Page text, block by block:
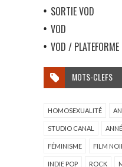
SORTIE VOD
VOD
VOD / PLATEFORME
MOTS-CLEFS
HOMOSEXUALITÉ
STUDIO CANAL
FÉMINISME FILM
INDIE POP ROCK